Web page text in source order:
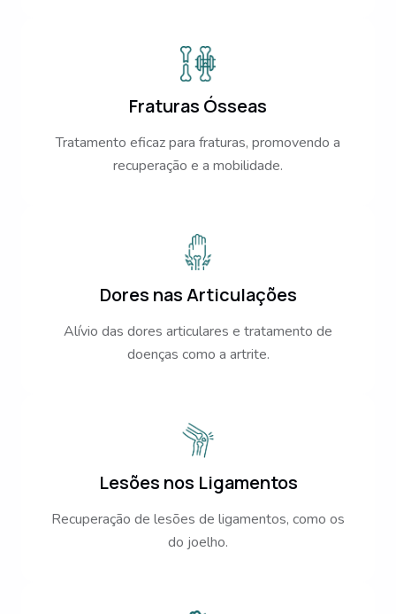
Fraturas Ósseas
Tratamento eficaz para fraturas, promovendo a
recuperação e a mobilidade.
Dores nas Articulações
Alívio das dores articulares e tratamento de
doenças como a artrite.
Lesões nos Ligamentos
Recuperação de lesões de ligamentos, como os
do joelho.